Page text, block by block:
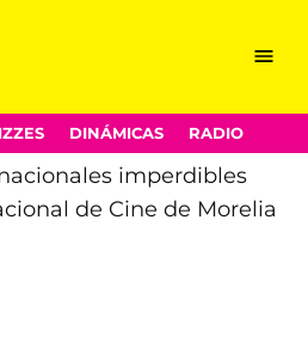
Menu
DINÁMICAS RADIO